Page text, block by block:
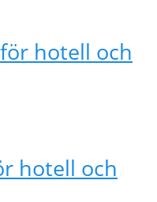
hotell och
hotell och